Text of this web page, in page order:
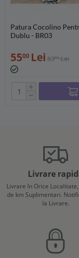
Patura Cocolino
Dublu - BR03
5500 Lei 8300 Lei
+
−
Livrare
Livrare în Orice
de km Suplimentari.
la Livrare.